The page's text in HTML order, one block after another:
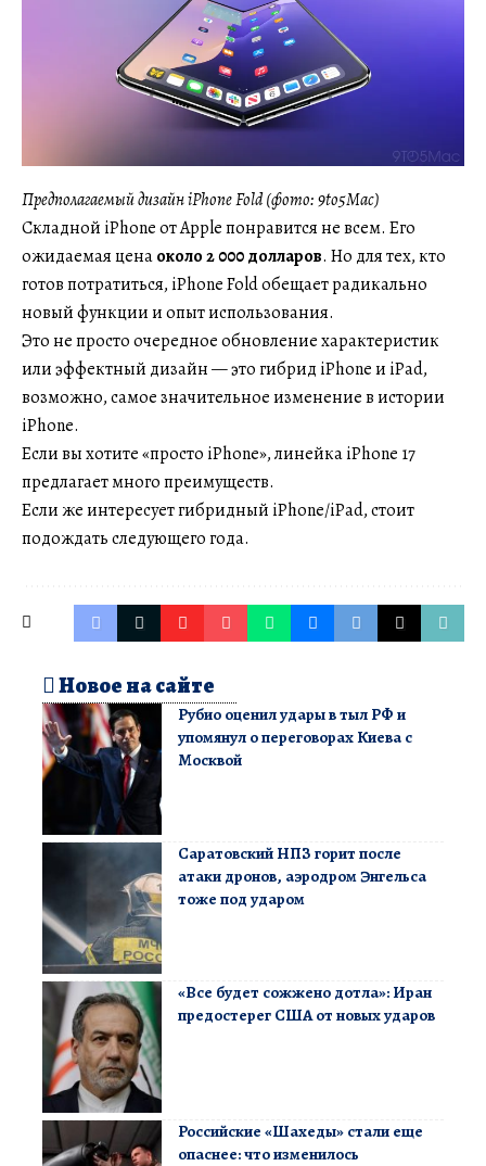
Предполагаемый дизайн iPhone Fold (фото: 9to5Mac)
Складной iPhone от Apple понравится не всем. Его
ожидаемая ценаоколо 2 000 долларов. Но для тех, кто
готов потратиться, iPhone Fold обещает радикально
новый функции и опыт использования.
Это не просто очередное обновление характеристик
или эффектный дизайн — это гибрид iPhone и iPad,
возможно, самое значительное изменение в истории
iPhone.
Если вы хотите «просто iPhone», линейка iPhone 17
предлагает много преимуществ.
Если же интересует гибридный iPhone/iPad, стоит
подождать следующего года.
Новое на сайте
Рубио оценил удары в тыл РФ и
упомянул о переговорах Киева с
Москвой
Саратовский НПЗ горит после
атаки дронов, аэродром Энгельса
тоже под ударом
«Все будет сожжено дотла»: Иран
предостерег США от новых ударов
Российские «Шахеды» стали еще
опаснее: что изменилось